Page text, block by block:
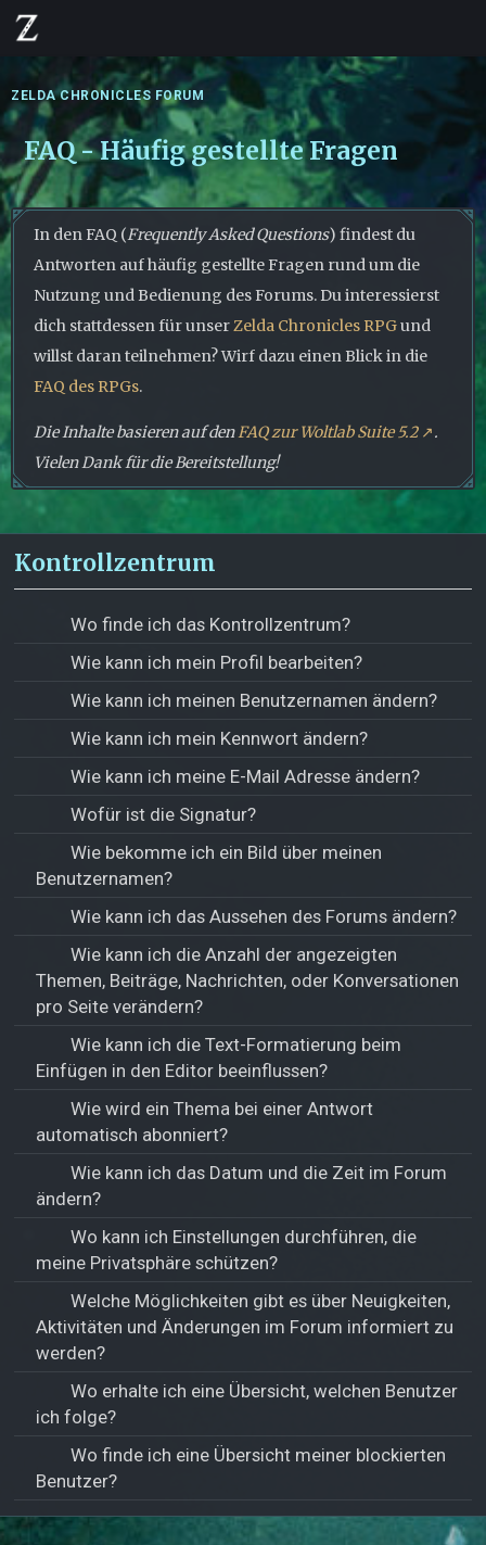
ZELDA CHRONICLES FORUM
FAQ - Häufig gestellte Fragen
In den FAQ (Frequently Asked Questions) findest du
Antworten auf häufig gestellte Fragen rund um die
Nutzung und Bedienung des Forums. Du interessierst
dich stattdessen für unserZelda Chronicles RPGund
willst daran teilnehmen? Wirf dazu einen Blick in die
FAQ des RPGs.
Die Inhalte basieren auf denFAQ zur Woltlab Suite 5.2
.
Vielen Dank für die Bereitstellung!
Kontrollzentrum
Wo finde ich das Kontrollzentrum?
Wie kann ich mein Profil bearbeiten?
Wie kann ich meinen Benutzernamen ändern?
Wie kann ich mein Kennwort ändern?
Wie kann ich meine E-Mail Adresse ändern?
Wofür ist die Signatur?
Wie bekomme ich ein Bild über meinen
Benutzernamen?
Wie kann ich das Aussehen des Forums ändern?
Wie kann ich die Anzahl der angezeigten
Themen, Beiträge, Nachrichten, oder Konversationen
pro Seite verändern?
Wie kann ich die Text-Formatierung beim
Einfügen in den Editor beeinflussen?
Wie wird ein Thema bei einer Antwort
automatisch abonniert?
Wie kann ich das Datum und die Zeit im Forum
ändern?
Wo kann ich Einstellungen durchführen, die
meine Privatsphäre schützen?
Welche Möglichkeiten gibt es über Neuigkeiten,
Aktivitäten und Änderungen im Forum informiert zu
werden?
Wo erhalte ich eine Übersicht, welchen Benutzer
ich folge?
Wo finde ich eine Übersicht meiner blockierten
Benutzer?